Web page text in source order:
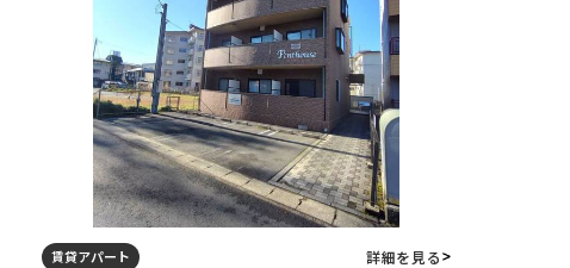
賃貸アパート 詳細を見る